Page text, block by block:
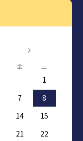
金 土
1
7
8
14
15
21
22